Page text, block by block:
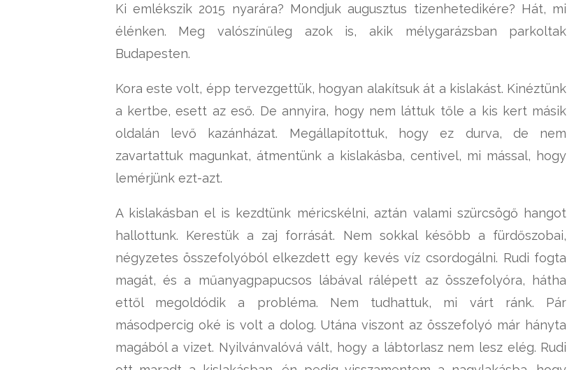
Ki emlékszik 2015 nyarára? Mondjuk augusztus tizenhetedikére? Hát, mi
élénken. Meg valószínűleg azok is, akik mélygarázsban parkoltak
Budapesten.
Kora este volt, épp tervezgettük, hogyan alakítsuk át a kislakást. Kinéztünk
a kertbe, esett az eső. De annyira, hogy nem láttuk tőle a kis kert másik
oldalán levő kazánházat. Megállapítottuk, hogy ez durva, de nem
zavartattuk magunkat, átmentünk a kislakásba, centivel, mi mással, hogy
lemérjünk ezt-azt.
A kislakásban el is kezdtünk méricskélni, aztán valami szürcsögő hangot
hallottunk. Kerestük a zaj forrását. Nem sokkal később a fürdőszobai,
négyzetes összefolyóból elkezdett egy kevés víz csordogálni. Rudi fogta
magát, és a műanyagpapucsos lábával rálépett az összefolyóra, hátha
ettől megoldódik a probléma. Nem tudhattuk, mi várt ránk. Pár
másodpercig oké is volt a dolog. Utána viszont az összefolyó már hányta
magából a vizet. Nyilvánvalóvá vált, hogy a lábtorlasz nem lesz elég. Rudi